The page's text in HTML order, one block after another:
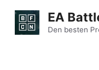
Inhalt
springen
EA
Den besten